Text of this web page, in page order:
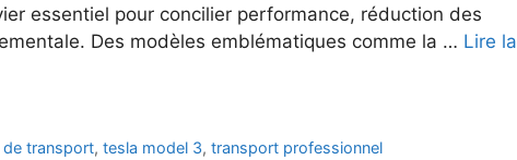
essentiel pour concilier performance, réduction des
Des modèles emblématiques comme la … Lire la
transport,tesla model 3,transport professionnel